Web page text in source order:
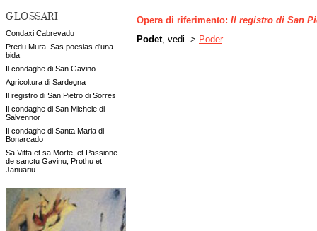
GLOSSARI
Condaxi Cabrevadu
Predu Mura. Sas poesias d'una
bida
Il condaghe di San Gavino
Agricoltura di Sardegna
Il registro di San Pietro di Sorres
Il condaghe di San Michele di
Salvennor
Il condaghe di Santa Maria di
Bonarcado
Sa Vitta et sa Morte, et Passione
de sanctu Gavinu, Prothu et
Januariu
Opera di riferimento: Il registro di San
Podet, vedi -> Poder.